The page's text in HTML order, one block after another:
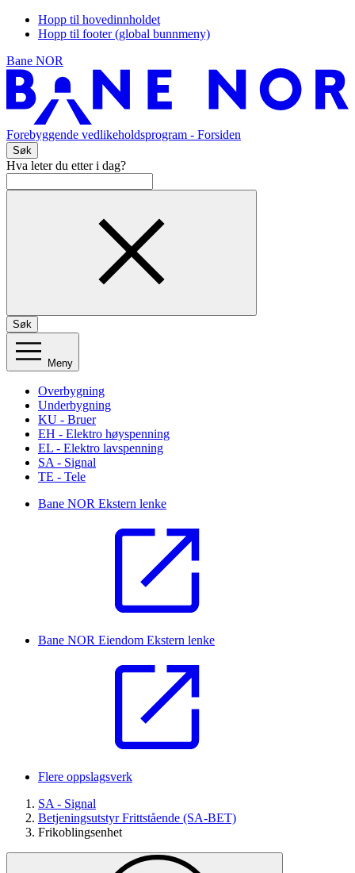
Hopp til hovedinnholdet
Hopp til footer (global bunnmeny)
Bane NOR
Forebyggende vedlikeholdsprogram - Forsiden
Søk
Hva leter du etter i dag?
Søk
Meny
Overbygning
Underbygning
KU - Bruer
EH - Elektro høyspenning
EL - Elektro lavspenning
SA - Signal
TE - Tele
Bane NOR Ekstern lenke
Bane NOR Eiendom Ekstern lenke
Flere oppslagsverk
SA - Signal
Betjeningsutstyr Frittstående (SA-BET)
Frikoblingsenhet